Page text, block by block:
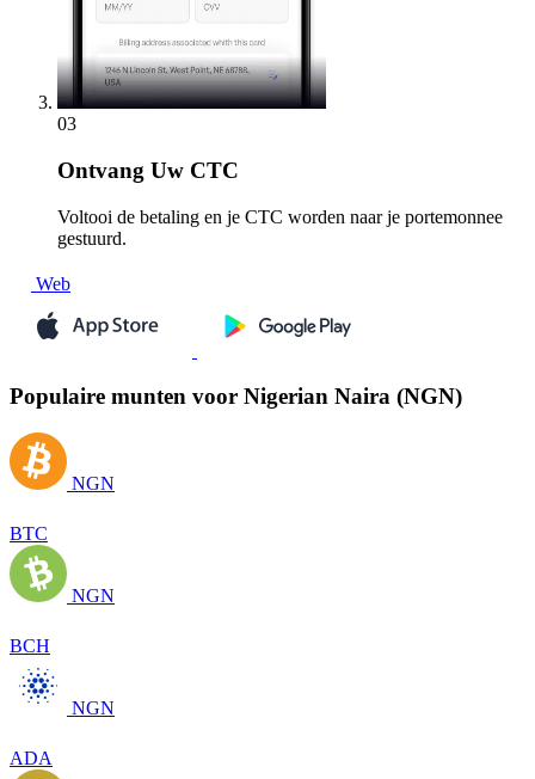
03
Ontvang Uw CTC
Voltooi de betaling en je CTC worden naar je portemonnee
gestuurd.
Web
Populaire munten voor Nigerian Naira (NGN)
NGN
BTC
NGN
BCH
NGN
ADA